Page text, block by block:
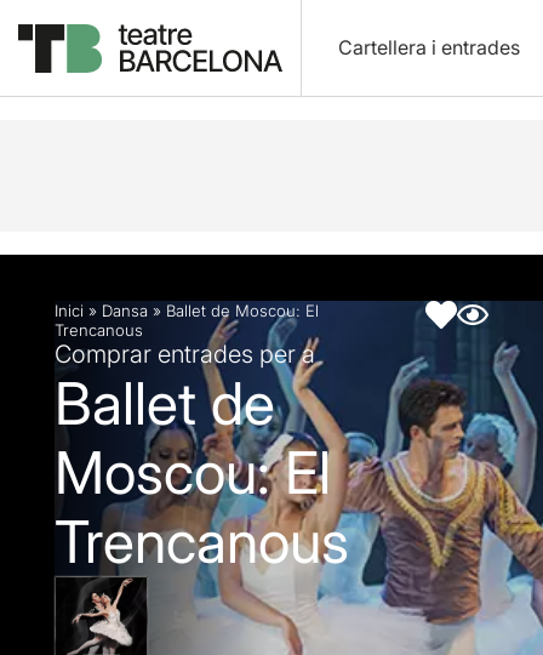
Cartellera i entrades
Descripció Fitxa artística
Inici » Dansa » Ballet de Moscou: El
Trencanous
Comprar entrades per a
Ballet de
Moscou: El
Trencanous